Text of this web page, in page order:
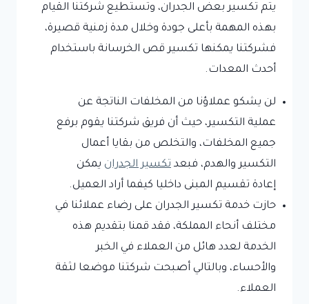
يتم تكسير بعض الجدران، وتستطيع شركتنا القيام
بهذه المهمة بأعلى جودة وخلال مدة زمنية قصيرة،
فشركتنا يمكنها تكسير قص الخرسانة باستخدام
أحدث المعدات.
لن يشكو عملاؤنا من المخلفات الناتجة عن
عملية التكسير، حيث أن فريق شركتنا يقوم برفع
جميع المخلفات، والتخلص من بقايا أعمال
التكسير والهدم، فبعد تكسير الجدران يمكن
إعادة تقسيم المبنى داخليا كيفما أراد العميل.
حازت خدمة تكسير الجدران على رضاء عملائنا في
مختلف أنحاء المملكة، فقد قمنا بتقديم هذه
الخدمة لعدد هائل من العملاء في الخبر
والأحساء، وبالتالي أصبحت شركتنا موضعا لثقة
العملاء.